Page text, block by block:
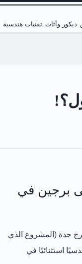
ديكور وأثاث تقنيات هندسية
برجين في
جدة (المشروع الذي
استثنائيًا في